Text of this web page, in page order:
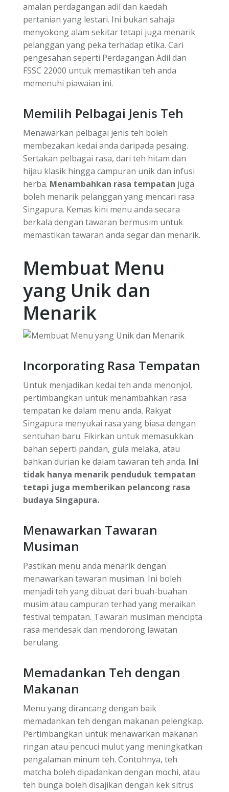
amalan perdagangan adil dan kaedah
pertanian yang lestari. Ini bukan sahaja
menyokong alam sekitar tetapi juga menarik
pelanggan yang peka terhadap etika. Cari
pengesahan seperti Perdagangan Adil dan
FSSC 22000 untuk memastikan teh anda
memenuhi piawaian ini.
Memilih Pelbagai Jenis Teh
Menawarkan pelbagai jenis teh boleh
membezakan kedai anda daripada pesaing.
Sertakan pelbagai rasa, dari teh hitam dan
hijau klasik hingga campuran unik dan infusi
herba. Menambahkan rasa tempatan juga
boleh menarik pelanggan yang mencari rasa
Singapura. Kemas kini menu anda secara
berkala dengan tawaran bermusim untuk
memastikan tawaran anda segar dan menarik.
Membuat Menu
yang Unik dan
Menarik
Incorporating Rasa Tempatan
Untuk menjadikan kedai teh anda menonjol,
pertimbangkan untuk menambahkan rasa
tempatan ke dalam menu anda. Rakyat
Singapura menyukai rasa yang biasa dengan
sentuhan baru. Fikirkan untuk memasukkan
bahan seperti pandan, gula melaka, atau
bahkan durian ke dalam tawaran teh anda. Ini
tidak hanya menarik penduduk tempatan
tetapi juga memberikan pelancong rasa
budaya Singapura.
Menawarkan Tawaran
Musiman
Pastikan menu anda menarik dengan
menawarkan tawaran musiman. Ini boleh
menjadi teh yang dibuat dari buah-buahan
musim atau campuran terhad yang meraikan
festival tempatan. Tawaran musiman mencipta
rasa mendesak dan mendorong lawatan
berulang.
Memadankan Teh dengan
Makanan
Menu yang dirancang dengan baik
memadankan teh dengan makanan pelengkap.
Pertimbangkan untuk menawarkan makanan
ringan atau pencuci mulut yang meningkatkan
pengalaman minum teh. Contohnya, teh
matcha boleh dipadankan dengan mochi, atau
teh bunga boleh disajikan dengan kek sitrus